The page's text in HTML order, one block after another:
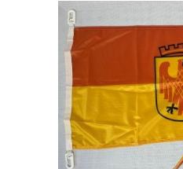
Bildergalerie überspringen